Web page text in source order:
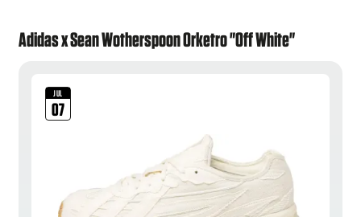
Adidas x Sean Wotherspoon Orketro "Off White"
JUL
07